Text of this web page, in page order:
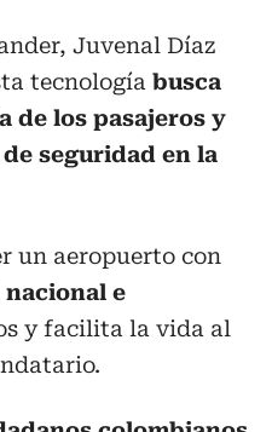
Juvenal Díaz
tecnología busca
de los pasajeros y
seguridad en la
un aeropuerto con
e
y facilita la vida al